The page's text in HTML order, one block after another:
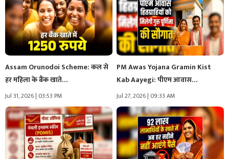
Assam Orunodoi Scheme: कल से
हर महिला के बैंक खाते…
Jul 31, 2026 | 03:53 PM
PM Awas Yojana Gramin Kist
Kab Aayegi: पीएम आवास
हितग्राहियों…
Jul 27, 2026 | 09:33 AM